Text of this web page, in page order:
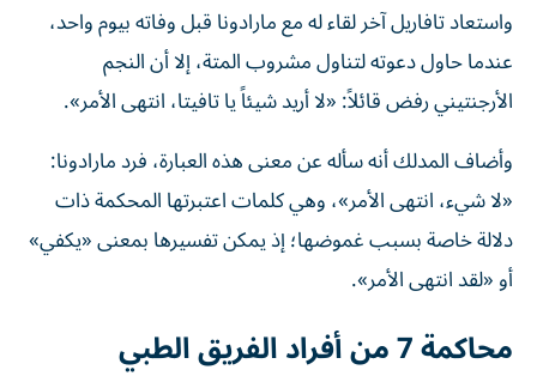
واستعاد تافاريل آخر لقاء له مع مارادونا قبل وفاته بيوم واحد،
عندما حاول دعوته لتناول مشروب المتة، إلا أن النجم
الأرجنتيني رفض قائلاً: «لا أريد شيئاً يا تافيتا، انتهى الأمر».
وأضاف المدلك أنه سأله عن معنى هذه العبارة، فرد مارادونا:
«لا شيء، انتهى الأمر»، وهي كلمات اعتبرتها المحكمة ذات
دلالة خاصة بسبب غموضها؛ إذ يمكن تفسيرها بمعنى «يكفي»
أو «لقد انتهى الأمر».
محاكمة 7 من أفراد الفريق الطبي